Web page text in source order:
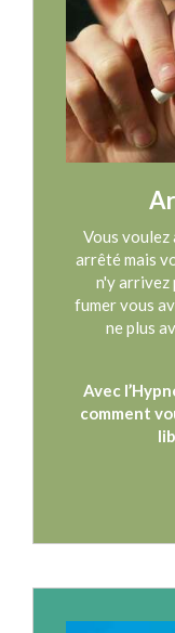
Vous voulez
arrêté mais
n'y arrivez
fumer vous
ne plus
Avec
comment